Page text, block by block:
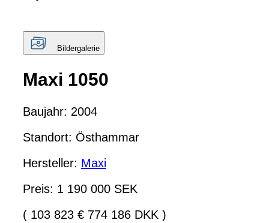
Bildergalerie
Maxi 1050
Baujahr: 2004
Standort: Östhammar
Hersteller: Maxi
Preis: 1 190 000 SEK
( 103 823 € 774 186 DKK )